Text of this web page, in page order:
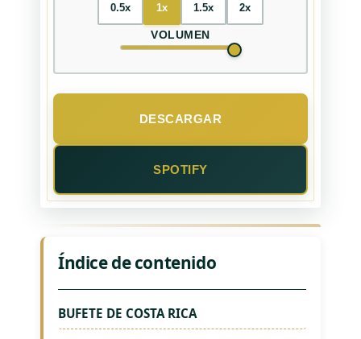
0.5x 1x 1.5x 2x
VOLUMEN
DESCARGAR
SPOTIFY
Índice de contenido
BUFETE DE COSTA RICA